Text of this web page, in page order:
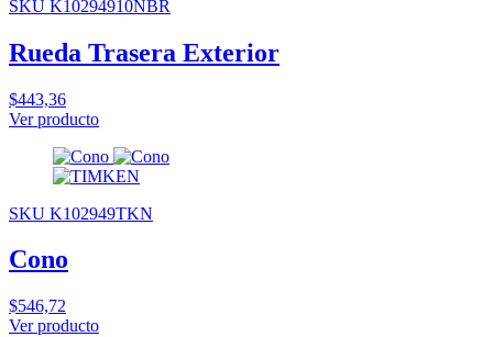
SKU K10294910NBR
Rueda Trasera Exterior
$443,36
Ver producto
SKU K102949TKN
Cono
$546,72
Ver producto